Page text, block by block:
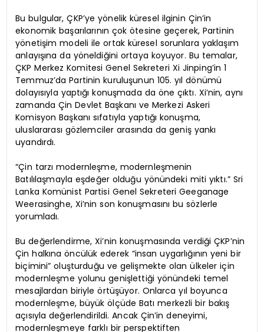
Bu bulgular, ÇKP’ye yönelik küresel ilginin Çin’in
ekonomik başarılarının çok ötesine geçerek, Partinin
yönetişim modeli ile ortak küresel sorunlara yaklaşım
anlayışına da yöneldiğini ortaya koyuyor. Bu temalar,
ÇKP Merkez Komitesi Genel Sekreteri Xi Jinping’in 1
Temmuz’da Partinin kuruluşunun 105. yıl dönümü
dolayısıyla yaptığı konuşmada da öne çıktı. Xi’nin, aynı
zamanda Çin Devlet Başkanı ve Merkezi Askeri
Komisyon Başkanı sıfatıyla yaptığı konuşma,
uluslararası gözlemciler arasında da geniş yankı
uyandırdı.
“Çin tarzı modernleşme, modernleşmenin
Batılılaşmayla eşdeğer olduğu yönündeki miti yıktı.” Sri
Lanka Komünist Partisi Genel Sekreteri Geeganage
Weerasinghe, Xi’nin son konuşmasını bu sözlerle
yorumladı.
Bu değerlendirme, Xi’nin konuşmasında verdiği ÇKP’nin
Çin halkına öncülük ederek “insan uygarlığının yeni bir
biçimini” oluşturduğu ve gelişmekte olan ülkeler için
modernleşme yolunu genişlettiği yönündeki temel
mesajlardan biriyle örtüşüyor. Onlarca yıl boyunca
modernleşme, büyük ölçüde Batı merkezli bir bakış
açısıyla değerlendirildi. Ancak Çin’in deneyimi,
modernleşmeye farklı bir perspektiften